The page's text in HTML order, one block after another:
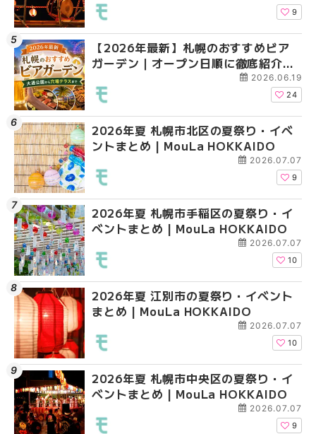
9
【2026年最新】札幌のおすすめビア
ガーデン｜オープン日順に徹底紹介！
大通公園から穴場テラスまで | MouLa
HOKKAIDO
2026.06.19
24
2026年夏 札幌市北区の夏祭り・イベ
ントまとめ | MouLa HOKKAIDO
2026.07.07
9
2026年夏 札幌市手稲区の夏祭り・イ
ベントまとめ | MouLa HOKKAIDO
2026.07.07
10
2026年夏 江別市の夏祭り・イベント
まとめ | MouLa HOKKAIDO
2026.07.07
10
2026年夏 札幌市中央区の夏祭り・イ
ベントまとめ | MouLa HOKKAIDO
2026.07.07
9
2026年夏 札幌市北区
ントまとめ | MouLa
2026年夏 札幌市清田
ベントまとめ |
2026年夏 札幌市豊平
ベントまとめ |
2026年夏 札幌市南区
ントまとめ | MouLa
2026年夏 札幌市中央
ベントまとめ |
2026年夏 札幌市手稲
ベントまとめ |
2026年夏 札幌市清田
ベントまとめ |
札幌の麻辣湯（マーラ
め専門店6選！本場の
新店まで徹底比較 |
2026年夏 札幌市豊平
ベントまとめ |
【新千歳空港】新カー
業。「SUPER
ーパーラウンジアネッ
介！！ | MouLa